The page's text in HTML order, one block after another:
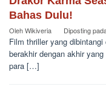
Bahas Dulu!
OlehWikiveria Diposting
Film thriller yang
berakhir dengan akhir
para […]